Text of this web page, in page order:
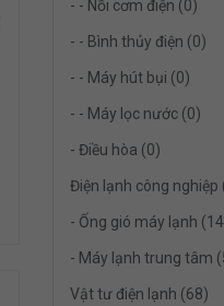
- - Nồi cơm điện (0)
- - Bình thủy điện (0)
- - Máy hút bụi (0)
- - Máy lọc nước (0)
- Điều hòa (0)
Điện lạnh công nghiệp
- Ống gió máy lạnh
- Máy lạnh trung tâm
Vật tư điện lạnh (68)